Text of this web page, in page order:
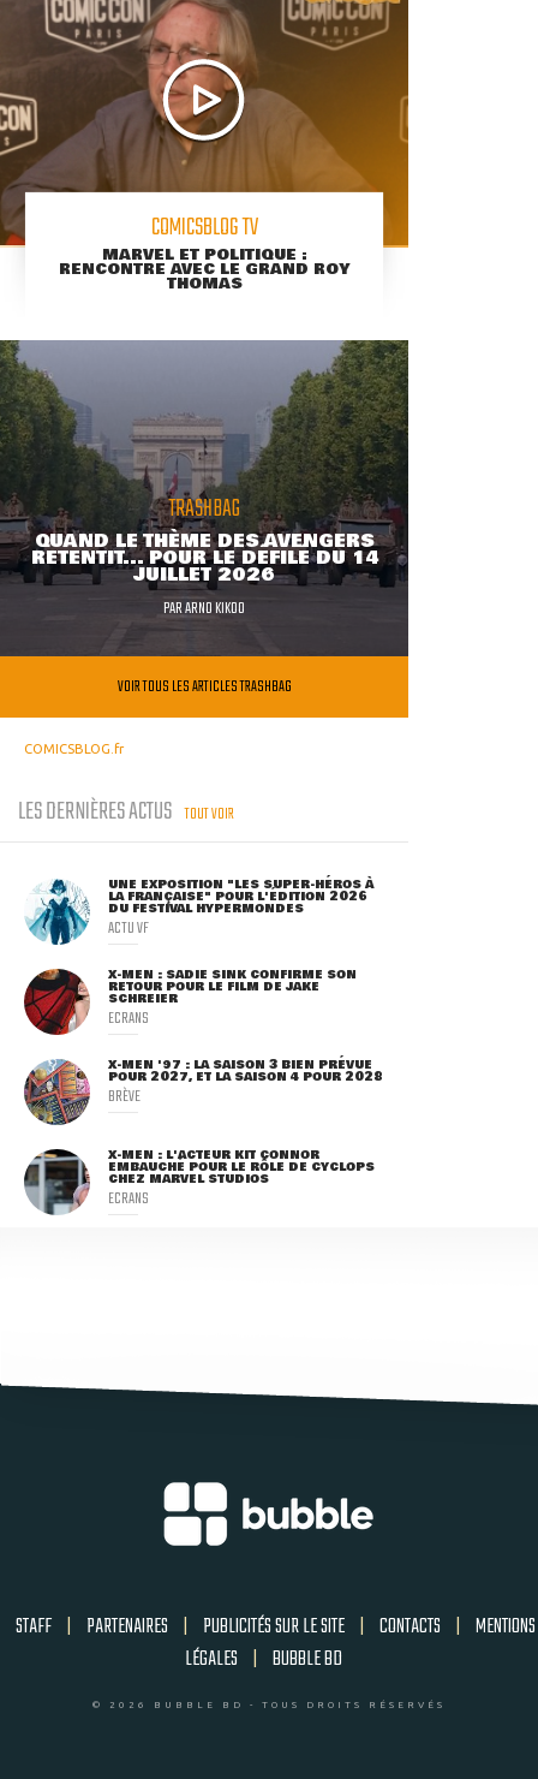
COMICSBLOG TV
MARVEL ET POLITIQUE :
RENCONTRE AVEC LE GRAND ROY
THOMAS
TRASHBAG
QUAND LE THÈME DES AVENGERS
RETENTIT... POUR LE DÉFILÉ DU 14
JUILLET 2026
PARARNO KIKOO
VOIR TOUS LES ARTICLES TRASHBAG
COMICSBLOG.fr
LES DERNIÈRES ACTUS TOUT VOIR
UNE EXPOSITION "LES SUPER-HÉROS À
LA FRANÇAISE" POUR L'ÉDITION 2026
DU FESTIVAL HYPERMONDES
ACTU VF
X-MEN : SADIE SINK CONFIRME SON
RETOUR POUR LE FILM DE JAKE
SCHREIER
ECRANS
X-MEN '97 : LA SAISON 3 BIEN PRÉVUE
POUR 2027, ET LA SAISON 4 POUR 2028
BRÈVE
X-MEN : L'ACTEUR KIT CONNOR
EMBAUCHÉ POUR LE RÔLE DE CYCLOPS
CHEZ MARVEL STUDIOS
ECRANS
STAFF | PARTENAIRES | PUBLICITÉS SUR LE SITE | CONTACTS | MENTIONS
LÉGALES | BUBBLE BD
© 2026 BUBBLE BD - TOUS DROITS RÉSERVÉS